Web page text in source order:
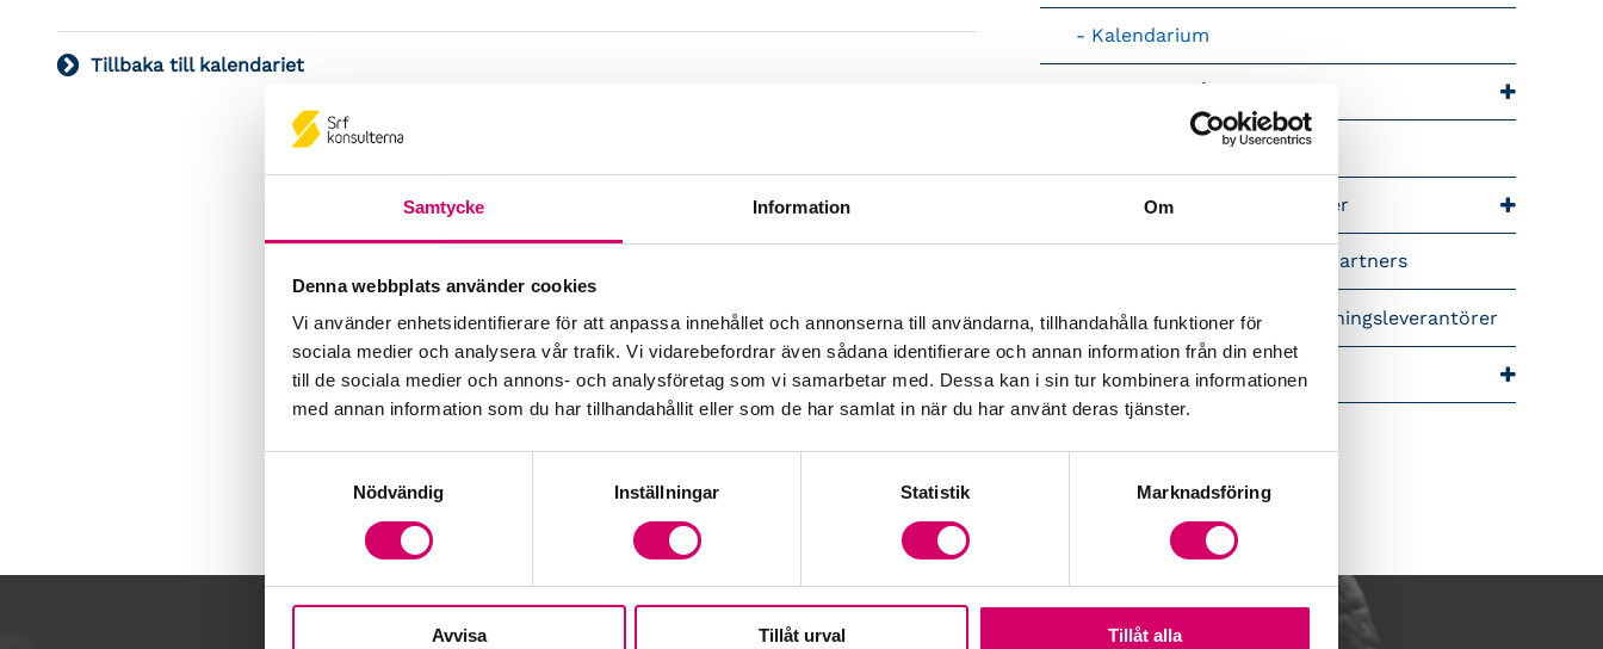
Samtycke Information Om
Denna webbplats använder cookies
Vi använder enhetsidentifierare för att anpassa innehållet och annonserna till användarna, tillhandahålla funktioner för
sociala medier och analysera vår trafik. Vi vidarebefordrar även sådana identifierare och annan information från din enhet
till de sociala medier och annons- och analysföretag som vi samarbetar med. Dessa kan i sin tur kombinera informationen
med annan information som du har tillhandahållit eller som de har samlat in när du har använt deras tjänster.
Nödvändig
Inställningar Statistik Marknadsföring
Avvisa Tillåt urval Tillåt alla
Tillbaka till kalendariet
Kalendarium
Viktiga branschfrågor
Karriär för lönekonsulter
Karriär för redovisningskonsulter
Medlemsrabatter från våra Srf Partners
Validera lönekurser – för utbildningsleverantörer
Våra event och temadagar